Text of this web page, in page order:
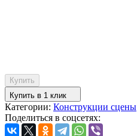
Купить
Купить в 1 клик
Категории: Конструкции сцены
Поделиться в соцсетях: